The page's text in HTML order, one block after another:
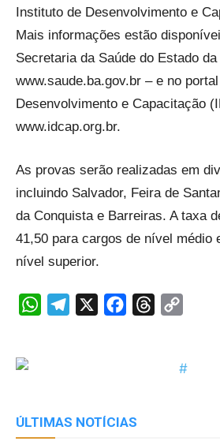
Instituto de Desenvolvimento e
Mais informações estão
Secretaria da Saúde do Estado
www.saude.ba.gov.br – e no
Desenvolvimento e Capacitação
www.idcap.org.br.
As provas serão realizadas em
incluindo Salvador, Feira de
da Conquista e Barreiras. A taxa
41,50 para cargos de nível médio
nível superior.
WhatsAppTelegram FacebookThreads
ÚLTIMAS NOTÍCIAS